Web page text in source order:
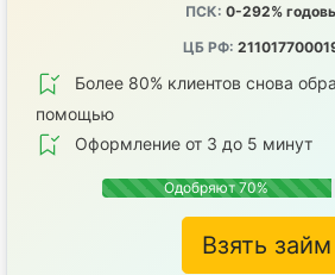
ПСК: 0-292%
ЦБ РФ:
Более 80% клиентов снова
помощью
Оформление от 3 до 5 минут
Одобряют 70%
Взять займ